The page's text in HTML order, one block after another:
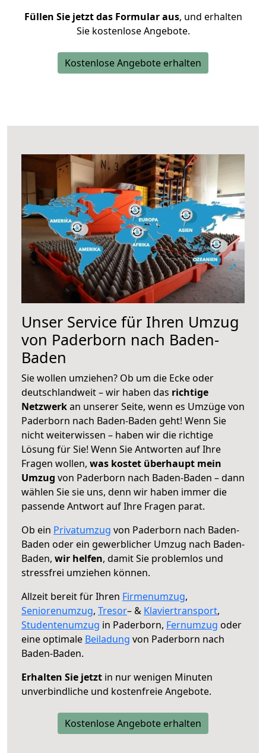
Füllen Sie jetzt das Formular aus, und erhalten
Sie kostenlose Angebote.
Kostenlose Angebote erhalten
Unser Service für Ihren Umzug
von Paderborn nach Baden-
Baden
Sie wollen umziehen? Ob um die Ecke oder
deutschlandweit – wir haben das richtige
Netzwerkan unserer Seite, wenn es Umzüge von
Paderborn nach Baden-Baden geht! Wenn Sie
nicht weiterwissen – haben wir die richtige
Lösung für Sie! Wenn Sie Antworten auf Ihre
Fragen wollen, was kostet überhaupt mein
Umzug von Paderborn nach Baden-Baden – dann
wählen Sie sie uns, denn wir haben immer die
passende Antwort auf Ihre Fragen parat.
Ob ein Privatumzug von Paderborn nach Baden-
Baden oder ein gewerblicher Umzug nach Baden-
Baden, wir helfen, damit Sie problemlos und
stressfrei umziehen können.
Allzeit bereit für Ihren Firmenumzug,
Seniorenumzug, Tresor– & Klaviertransport,
Studentenumzug in Paderborn, Fernumzug oder
eine optimale Beiladung von Paderborn nach
Baden-Baden.
Erhalten Sie jetzt in nur wenigen Minuten
unverbindliche und kostenfreie Angebote.
Kostenlose Angebote erhalten